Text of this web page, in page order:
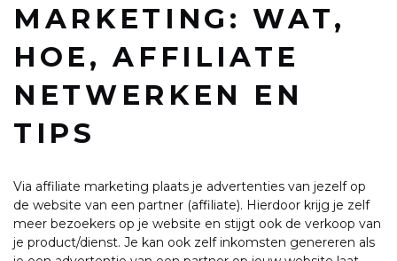
MARKETING: WAT,
HOE, AFFILIATE
NETWERKEN EN
TIPS
Via affiliate marketing plaats je advertenties van jezelf op
de website van een partner (affiliate). Hierdoor krijg je zelf
meer bezoekers op je website en stijgt ook de verkoop van
je product/dienst. Je kan ook zelf inkomsten genereren als